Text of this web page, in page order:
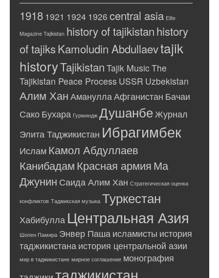
1918 1921 1924 1926 central asia Elite
Magazine Tajikistan history of tajikistanhistory
of tajiksKamoludin Abdullaevtajik
historyTajikistan Tajik MusicThe
Tajikistan Peace Process USSR Uzbekistan
Алим Хан Аманулла Афганистан Бачаи
Сако Бухара Гурминдж Душанбе Журнал
Элита Таджикистан Ибрагимбек
Ислам Камол Абдуллаев
КанибадамКрасная армияМа
Джунин Саида Алим Хан Стратегическая оценка
конфликтов Таджикская музыка Туркестан
Хабибулла Центральная Азия
Шопен Памира Энвер Паша исламисты история
таджикистана история центральной азии
мир в таджикистане мирное соглашение монография